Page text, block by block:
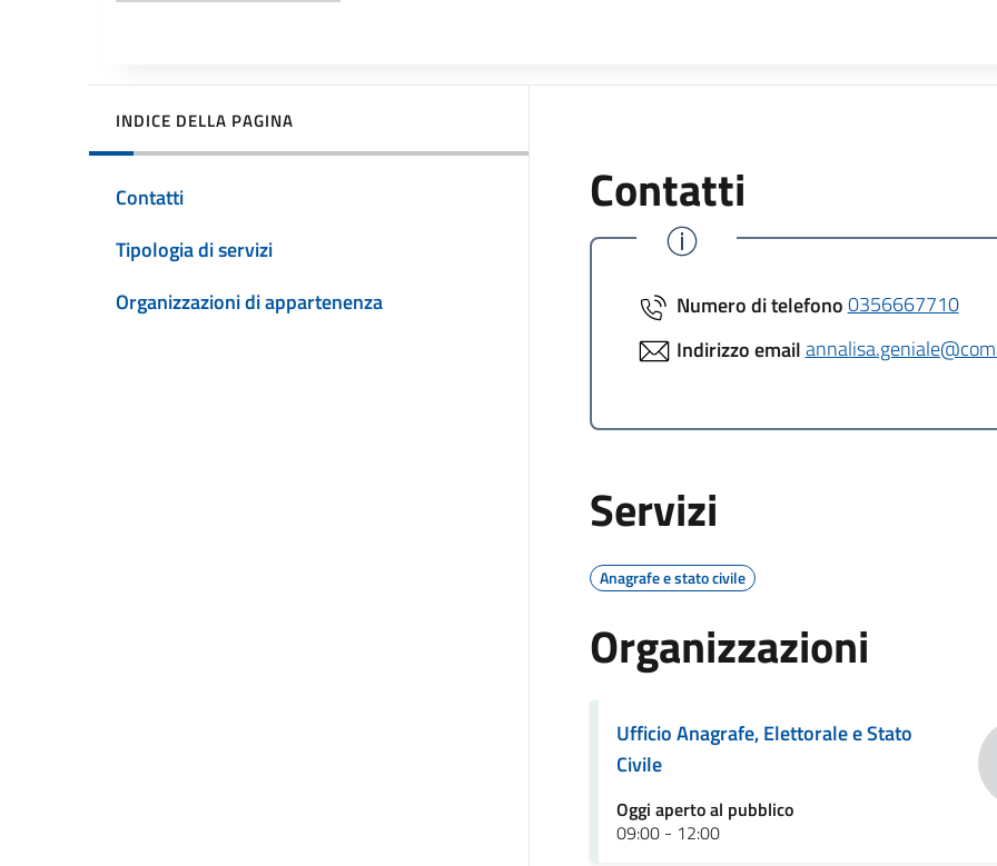
INDICE DELLA PAGINA
Contatti
Tipologia di servizi
Organizzazioni di appartenenza
Contatti
Numero di telefono0356667710
Indirizzo email
Servizi
Anagrafe e stato civile
Organizzazioni
Ufficio Anagrafe, Elettorale e Stato
Civile
Oggi aperto al pubblico
09:00 - 12:00